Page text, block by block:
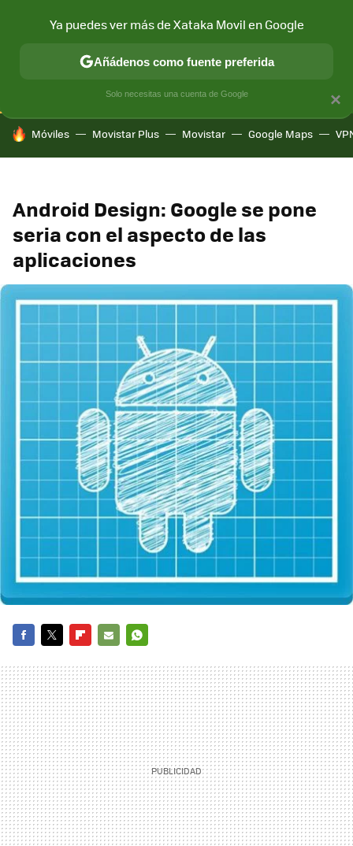
CONECTIVIDAD MÓVIL Y SOCIEDAD APLICACIONES
HOY SE HABLA DE
Móviles Movistar Plus Movistar Google Maps
Android Design: Google se pone
seria con el aspecto de las
aplicaciones
MAIL
×
Ya puedes ver más de Xataka Movil en Google
Añádenos como fuente preferida
Solo necesitas una cuenta de Google